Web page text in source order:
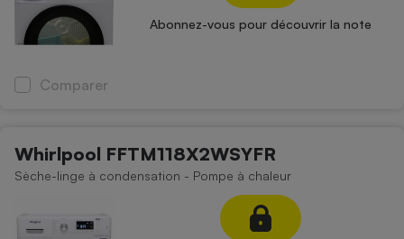
Abonnez-vous pour découvrir la note
Comparer
Whirlpool FFTM118X2WSYFR
Sèche-linge à condensation - Pompe à chaleur